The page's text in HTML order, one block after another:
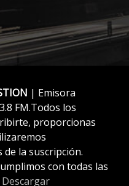
| Emisora
FM.Todos los
proporcionas
la suscripción.
con todas las
Descargar